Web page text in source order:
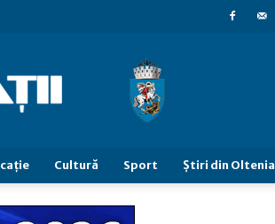
Cultură Sport Știri din Oltenia